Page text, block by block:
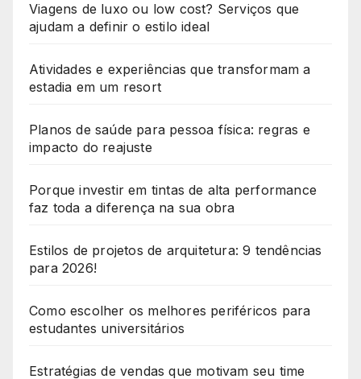
Viagens de luxo ou low cost? Serviços que
ajudam a definir o estilo ideal
Atividades e experiências que transformam a
estadia em um resort
Planos de saúde para pessoa física: regras e
impacto do reajuste
Porque investir em tintas de alta performance
faz toda a diferença na sua obra
Estilos de projetos de arquitetura: 9 tendências
para 2026!
Como escolher os melhores periféricos para
estudantes universitários
Estratégias de vendas que motivam seu time